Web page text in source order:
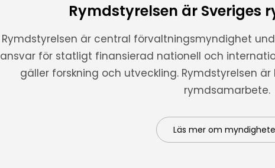
Rymdstyrelsen är Sveriges
Rymdstyrelsen är central förvaltningsmyndighet
ansvar för statligt finansierad nationell och
gäller forskning och utveckling. Rymdstyrelsen
rymdsamarbete.
Läs mer om